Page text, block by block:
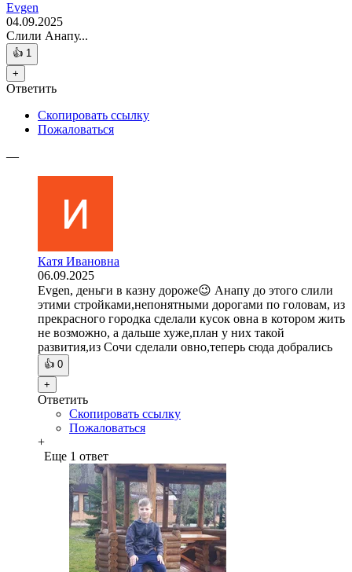
Evgen
04.09.2025
Слили Анапу...
👍 1
+
Ответить
Скопировать ссылку
Пожаловаться
—
Катя Ивановна
06.09.2025
Evgen, деньги в казну дороже😉 Анапу до этого слили
этими стройками,непонятными дорогами по головам, из
прекрасного городка сделали кусок овна в котором жить
не возможно, а дальше хуже,план у них такой
развития,из Сочи сделали овно,теперь сюда добрались
👍 0
+
Ответить
Скопировать ссылку
Пожаловаться
+
Еще 1 ответ